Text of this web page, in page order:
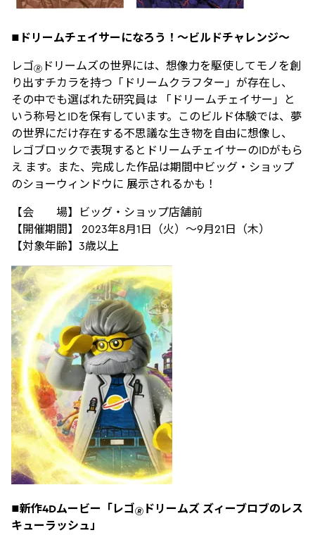
■ドリームチェイサーになろう！～ビルドチャレンジ～
レゴ🄬 ドリームズの世界には、想像力を駆使してモノを創
り出すチカラを持つ「ドリームクラフター」が存在し、
その中でも選ばれた研究員は 「ドリームチェイサー」と
いう称号とIDを保有しています。このビルド体験では、夢
の世界にだけ存在する不思議な生き物を自由に想像し、
レゴブロックで表現するとドリームチェイサーのIDがもら
え ます。また、完成した作品は期間中ビッグ・ショップ
のショーウィンドウに 展示されるかも！
【会 場】ビッグ・ショップ店舗前
【開催期間】 2023年8月1日（火）～9月21日（木）
【対象年齢】3歳以上
■新作4Dムービー「レゴ🄬 ドリームズ ズィーブロブのレス
キューラッシュ」